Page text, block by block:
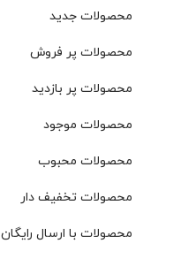
محصولات جدید
محصولات پر فروش
محصولات پر بازدید
محصولات موجود
محصولات محبوب
محصولات تخفیف دار
محصولات با ارسال رایگان